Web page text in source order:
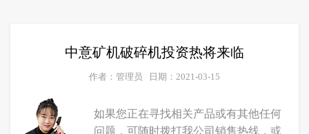
中意矿机破碎机投资热将来临
作者：管理员 日期：2021-03-15
如果您正在寻找相关产品或有其他任何
问题，可随时拨打我公司销售热线，或